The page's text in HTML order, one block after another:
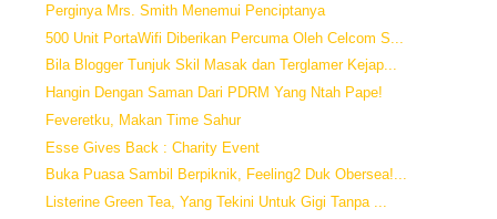
Perginya Mrs. Smith Menemui Penciptanya
500 Unit PortaWifi Diberikan Percuma Oleh Celcom S...
Bila Blogger Tunjuk Skil Masak dan Terglamer Kejap...
Hangin Dengan Saman Dari PDRM Yang Ntah Pape!
Feveretku, Makan Time Sahur
Esse Gives Back : Charity Event
Buka Puasa Sambil Berpiknik, Feeling2 Duk Obersea!...
Listerine Green Tea, Yang Tekini Untuk Gigi Tanpa ...